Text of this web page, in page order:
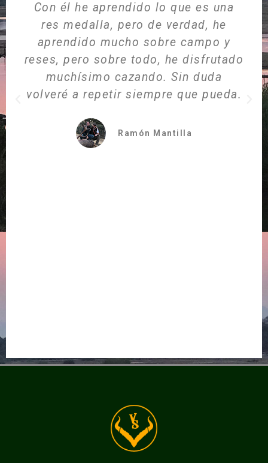
Con él he aprendido lo que es una
res medalla, pero de verdad, he
aprendido mucho sobre campo y
reses, pero sobre todo, he disfrutado
muchísimo cazando. Sin duda
volveré a repetir siempre que pueda.
Ramón Mantilla